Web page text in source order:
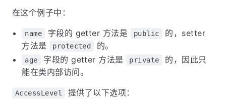
在这个例子中：
name 字段的 getter 方法是 public
的，setter
方法是
protected 的。
age 字段的 getter 方法是 private
的，因此只
能在类内部访问。
AccessLevel 提供了以下选项：